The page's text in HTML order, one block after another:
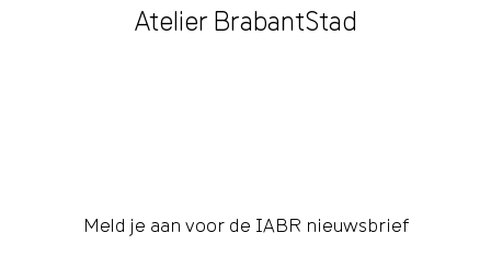
Atelier BrabantStad
Meld je aan voor de IABR nieuwsbrief